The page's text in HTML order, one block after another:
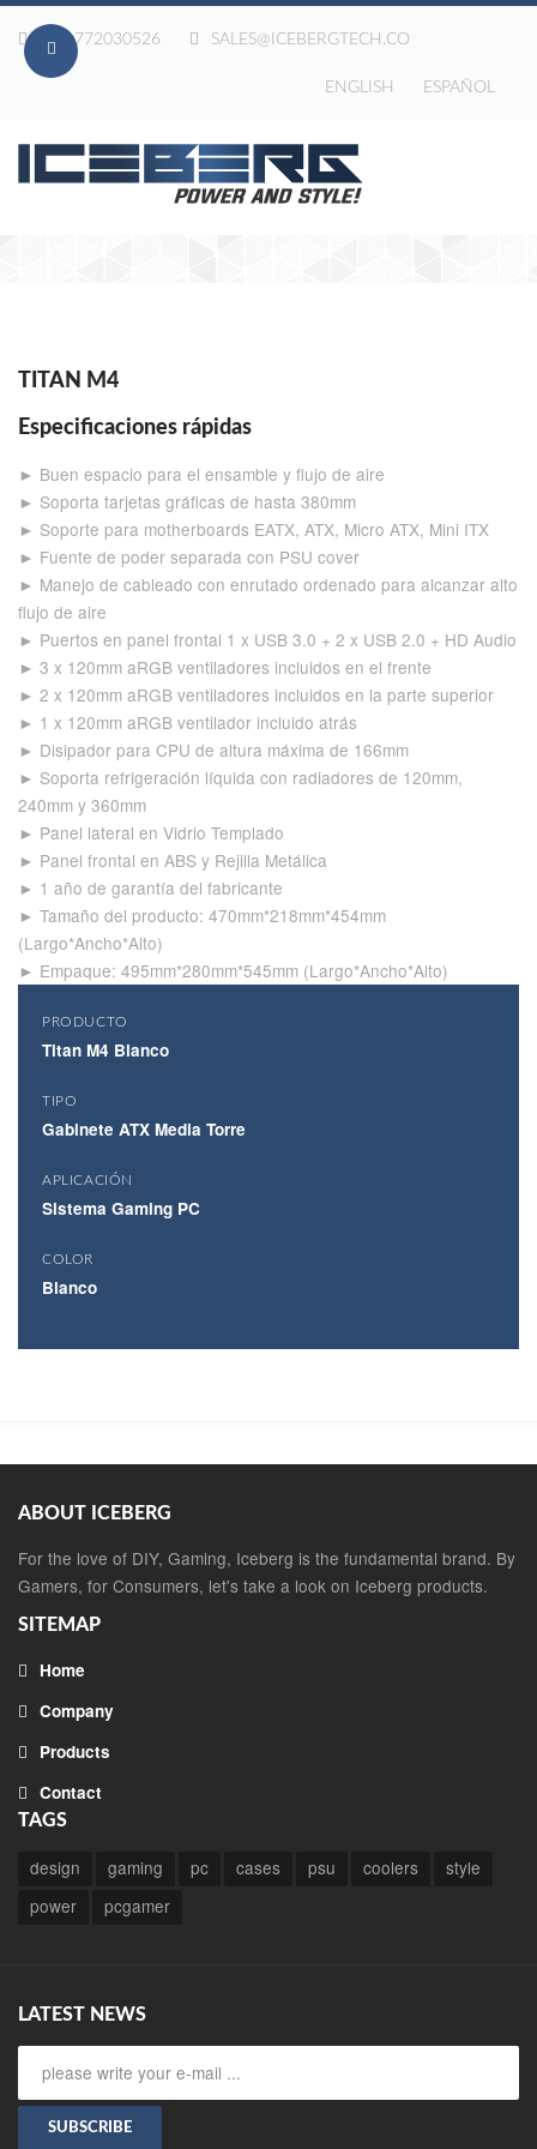
020-772030526 SALES@ICEBERGTECH.CO
ENGLISH ESPAÑOL
TITAN M4
Especificaciones rápidas
► Buen espacio para el ensamble y flujo de aire
► Soporta tarjetas gráficas de hasta 380mm
► Soporte para motherboards EATX, ATX, Micro ATX, Mini ITX
► Fuente de poder separada con PSU cover
► Manejo de cableado con enrutado ordenado para alcanzar alto
flujo de aire
► Puertos en panel frontal 1 x USB 3.0 + 2 x USB 2.0 + HD Audio
► 3 x 120mm aRGB ventiladores incluidos en el frente
► 2 x 120mm aRGB ventiladores incluidos en la parte superior
► 1 x 120mm aRGB ventilador incluido atrás
► Disipador para CPU de altura máxima de 166mm
► Soporta refrigeración líquida con radiadores de 120mm,
240mm y 360mm
► Panel lateral en Vidrio Templado
► Panel frontal en ABS y Rejilla Metálica
► 1 año de garantía del fabricante
► Tamaño del producto: 470mm*218mm*454mm
(Largo*Ancho*Alto)
► Empaque: 495mm*280mm*545mm (Largo*Ancho*Alto)
PRODUCTO
Titan M4 Blanco
TIPO
Gabinete ATX Media Torre
APLICACIÓN
Sistema Gaming PC
COLOR
Blanco
ABOUT ICEBERG
For the love of DIY, Gaming, Iceberg is the fundamental brand. By
Gamers, for Consumers, let's take a look on Iceberg products.
SITEMAP
Home
Company
Products
Contact
TAGS
design gaming pc cases psu coolers
style
power
pcgamer
LATEST NEWS
SUBSCRIBE